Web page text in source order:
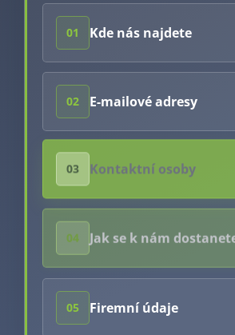
01 Kde nás najdete
02 E-mailové adresy
03 Kontaktní osoby
04 Jak se k nám
05 Firemní údaje